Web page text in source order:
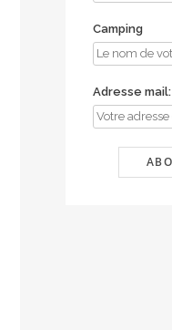
Camping
Adresse mail: